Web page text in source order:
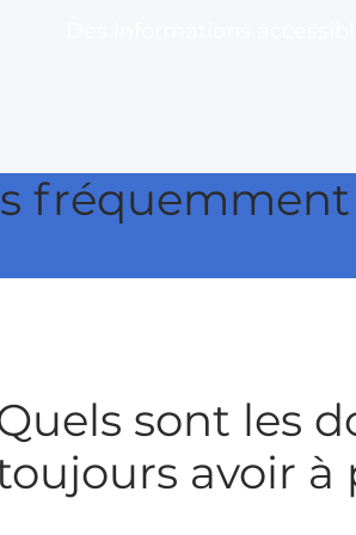
fréquemment
sont les
avoir à